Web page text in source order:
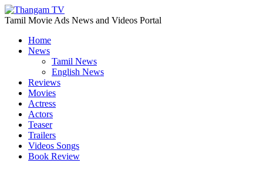
Tamil Movie Ads News and Videos Portal
Home
News
Tamil News
English News
Reviews
Movies
Actress
Actors
Teaser
Trailers
Videos Songs
Book Review